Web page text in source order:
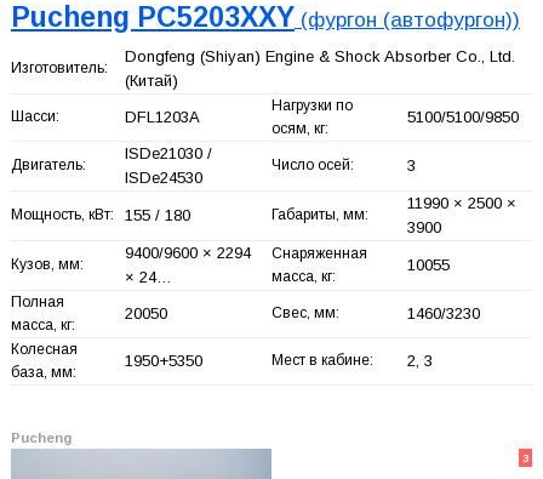
Pucheng PC5203XXY (фургон (автофургон))
Изготовитель:
Dongfeng (Shiyan) Engine & Shock Absorber Co., Ltd.
(Китай)
Шасси: DFL1203A
Нагрузки по
осям, кг:
5100/5100/9850
Двигатель:
ISDe21030 /
ISDe24530
Число осей: 3
Мощность, кВт: 155 / 180 Габариты, мм:
11990 × 2500 ×
3900
Кузов, мм:
9400/9600 × 2294
× 24…
Снаряженная
масса, кг:
10055
Полная
масса, кг:
20050 Свес, мм: 1460/3230
Колесная
база, мм:
1950+5350 Мест в кабине: 2, 3
Pucheng
3